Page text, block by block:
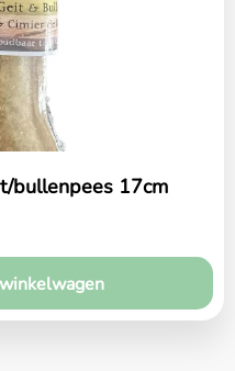
bullenpees 17cm